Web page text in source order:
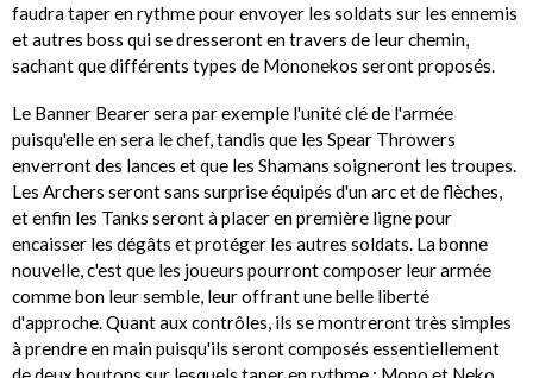
faudra taper en rythme pour envoyer les soldats sur les ennemis
et autres boss qui se dresseront en travers de leur chemin,
sachant que différents types de Mononekos seront proposés.
Le Banner Bearer sera par exemple l'unité clé de l'armée
puisqu'elle en sera le chef, tandis que les Spear Throwers
enverront des lances et que les Shamans soigneront les troupes.
Les Archers seront sans surprise équipés d'un arc et de flèches,
et enfin les Tanks seront à placer en première ligne pour
encaisser les dégâts et protéger les autres soldats. La bonne
nouvelle, c'est que les joueurs pourront composer leur armée
comme bon leur semble, leur offrant une belle liberté
d'approche. Quant aux contrôles, ils se montreront très simples
à prendre en main puisqu'ils seront composés essentiellement